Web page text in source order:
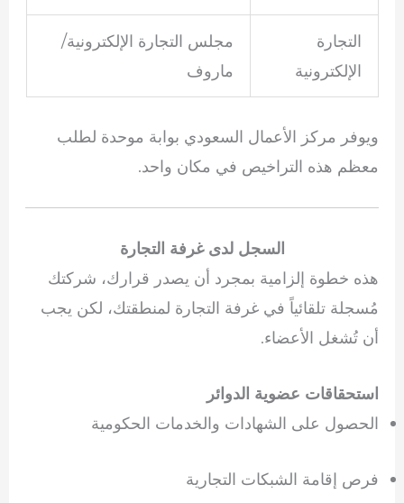
التجارة
الإلكترونية
مجلس التجارة الإلكترونية/
ماروف
ويوفر مركز الأعمال السعودي بوابة موحدة لطلب
معظم هذه التراخيص في مكان واحد.
السجل لدى غرفة التجارة
هذه خطوة إلزامية بمجرد أن يصدر قرارك، شركتك
مُسجلة تلقائياً في غرفة التجارة لمنطقتك، لكن يجب
أن تُشغل الأعضاء.
استحقاقات عضوية الدوائر
الحصول على الشهادات والخدمات الحكومية
فرص إقامة الشبكات التجارية